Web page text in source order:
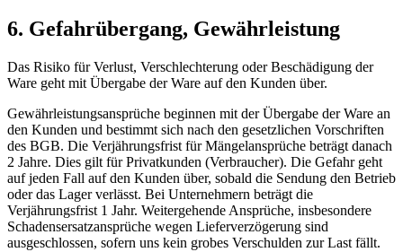
6. Gefahrübergang, Gewährleistung
Das Risiko für Verlust, Verschlechterung oder Beschädigung der
Ware geht mit Übergabe der Ware auf den Kunden über.
Gewährleistungsansprüche beginnen mit der Übergabe der Ware an
den Kunden und bestimmt sich nach den gesetzlichen Vorschriften
des BGB. Die Verjährungsfrist für Mängelansprüche beträgt danach
2 Jahre. Dies gilt für Privatkunden (Verbraucher). Die Gefahr geht
auf jeden Fall auf den Kunden über, sobald die Sendung den Betrieb
oder das Lager verlässt. Bei Unternehmern beträgt die
Verjährungsfrist 1 Jahr. Weitergehende Ansprüche, insbesondere
Schadensersatzansprüche wegen Lieferverzögerung sind
ausgeschlossen, sofern uns kein grobes Verschulden zur Last fällt.